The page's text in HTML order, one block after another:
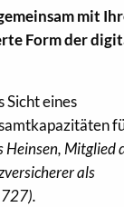
mit
Form der
Sicht eines
Heinsen, Mitglied
als